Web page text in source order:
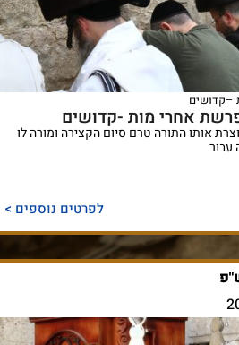
–קדושים
אחרי מות -קדושים
אותו התורה טרם סיום הקצירה ומורה לו
לפרטים נוספים >